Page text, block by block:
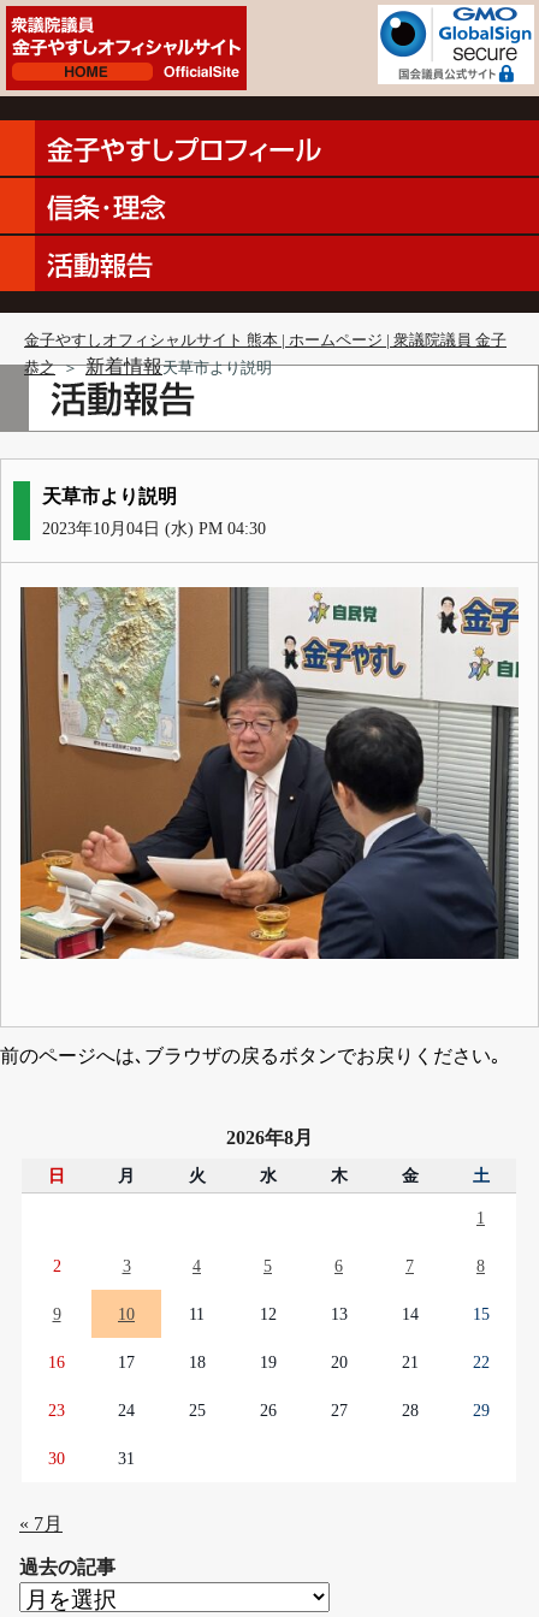
金子やすしオフィシャルサイト 熊本 | ホームページ | 衆議院議員 金子
恭之 ＞ 新着情報天草市より説明
天草市より説明
2023年10月04日 (水) PM 04:30
前のページへは､ブラウザの戻るボタンでお戻りください｡
2026年8月
日 月 火 水 木 金 土
1
2 3 4 5 6 7 8
9 10 11 12 13 14 15
16 17 18 19 20 21 22
23 24 25 26 27 28 29
30 31
« 7月
過去の記事
過